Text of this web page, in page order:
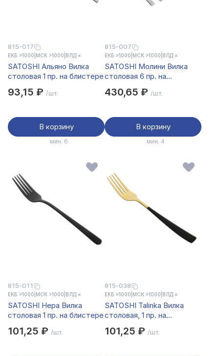
815-017
ЕКБ >1000 МСК >1000 ВЛД ×
SATOSHI Альяно Вилка
столовая 1 пр. на блистере
93,15 ₽ /шт.
В корзину
мин. 6
815-007
ЕКБ >1000 МСК >1000 ВЛД ×
SATOSHI Молини Вилка
столовая 6 пр. на
430,65 ₽ /шт.
В корзину
мин. 4
815-011
ЕКБ >1000 МСК >1000 ВЛД ×
SATOSHI Нера Вилка
столовая 1 пр. на блистере
101,25 ₽ /шт.
815-038
ЕКБ >1000 МСК >1000 ВЛД ×
SATOSHI Talinka Вилка
столовая, 1 пр. на
101,25 ₽ /шт.